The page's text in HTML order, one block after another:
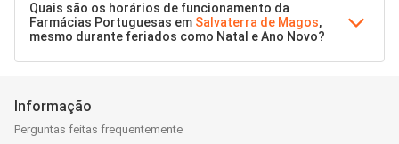
Quais são os horários de funcionamento da
Farmácias Portuguesas em Salvaterra de Magos,
mesmo durante feriados como Natal e Ano Novo?
Informação
Perguntas feitas frequentemente